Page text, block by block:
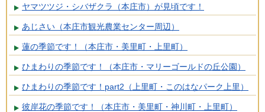
ヤマツツジ・シバザクラ（本庄市）が見頃です！
あじさい（本庄市観光農業センター周辺）
蓮の季節です！（本庄市・美里町・上里町）
ひまわりの季節です！（本庄市・マリーゴールドの丘公園）
ひまわりの季節です！part2（上里町・このはなパーク上里）
彼岸花の季節です！（本庄市・美里町・神川町・上里町）